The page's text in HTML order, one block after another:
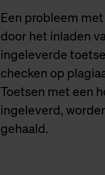
Een probleem
door het inladen
ingeleverde
checken op
Toetsen met een
ingeleverd,
gehaald.